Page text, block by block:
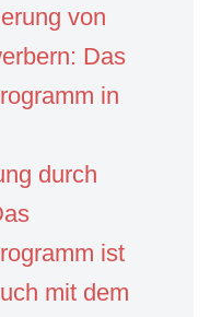
von
Das
in
durch
ist
mit dem